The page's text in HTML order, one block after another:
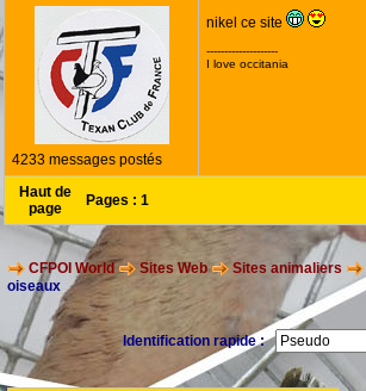
4233 messages postés
nikel ce site
--------------------
I love occitania
Haut de
page
Pages : 1
CFPOI World Sites Web Sites animaliers
oiseaux
Identification rapide :